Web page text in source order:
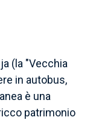
(la "Vecchia
in autobus,
è una
patrimonio